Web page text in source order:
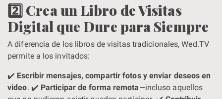
2️⃣ Crea un Libro de Visitas
Digital que Dure para Siempre
A diferencia de los libros de visitas tradicionales, Wed.TV
permite a los invitados:
✔️ Escribir mensajes, compartir fotos y enviar deseos en
video. ✔️ Participar de forma remota—incluso aquellos